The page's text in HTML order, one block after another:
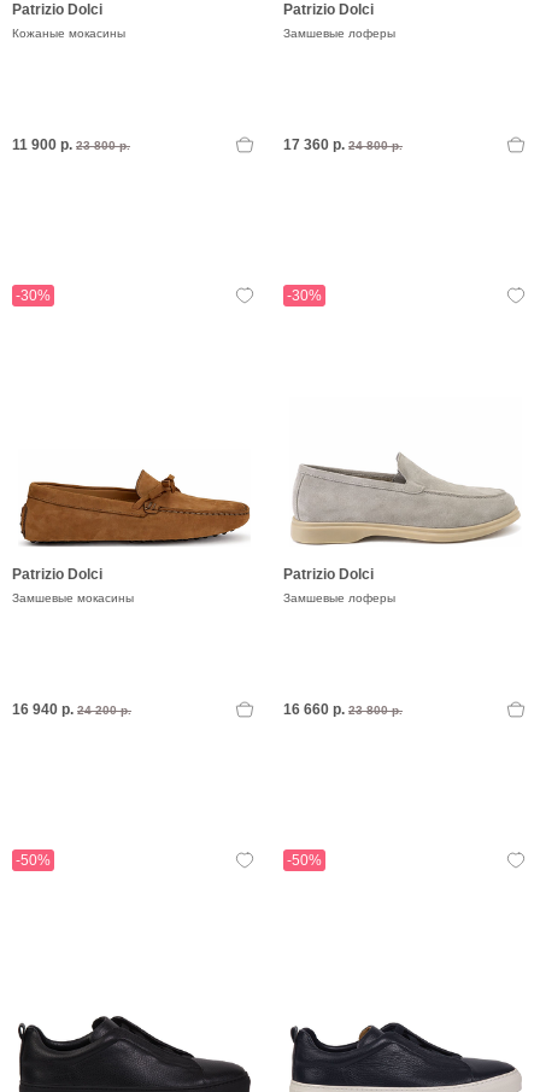
Patrizio Dolci
Кожаные мокасины
11 900 р. 23 800 р.
Patrizio Dolci
Замшевые лоферы
17 360 р. 24 800 р.
-30%
Patrizio Dolci
Замшевые мокасины
16 940 р. 24 200 р.
-30%
Patrizio Dolci
Замшевые лоферы
16 660 р. 23 800 р.
-50% -50%